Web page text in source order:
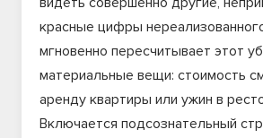
красные цифры
мгновенно пересчитывает этот
материальные вещи: стоимость
аренду квартиры или ужин в
Включается подсознательный